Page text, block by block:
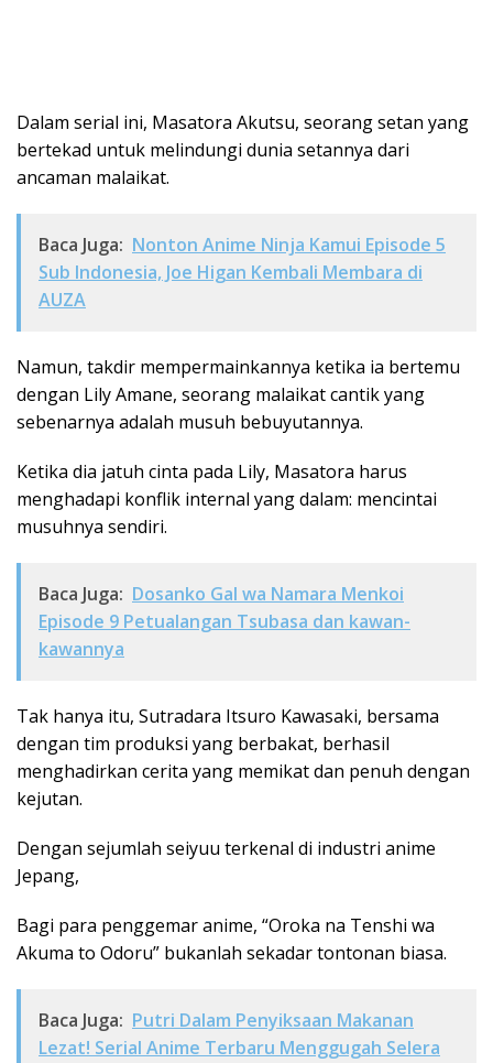
Dalam serial ini, Masatora Akutsu, seorang setan yang
bertekad untuk melindungi dunia setannya dari
ancaman malaikat.
Baca Juga: Nonton Anime Ninja Kamui Episode 5
Sub Indonesia, Joe Higan Kembali Membara di
AUZA
Namun, takdir mempermainkannya ketika ia bertemu
dengan Lily Amane, seorang malaikat cantik yang
sebenarnya adalah musuh bebuyutannya.
Ketika dia jatuh cinta pada Lily, Masatora harus
menghadapi konflik internal yang dalam: mencintai
musuhnya sendiri.
Baca Juga: Dosanko Gal wa Namara Menkoi
Episode 9 Petualangan Tsubasa dan kawan-
kawannya
Tak hanya itu, Sutradara Itsuro Kawasaki, bersama
dengan tim produksi yang berbakat, berhasil
menghadirkan cerita yang memikat dan penuh dengan
kejutan.
Dengan sejumlah seiyuu terkenal di industri anime
Jepang,
Bagi para penggemar anime, “Oroka na Tenshi wa
Akuma to Odoru” bukanlah sekadar tontonan biasa.
Baca Juga: Putri Dalam Penyiksaan Makanan
Lezat! Serial Anime Terbaru Menggugah Selera